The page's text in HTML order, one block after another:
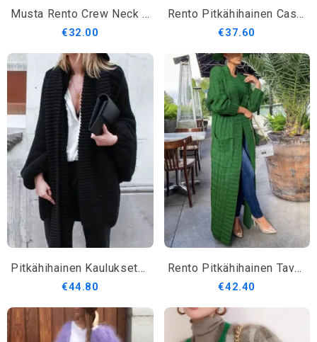
Musta Rento Crew Neck Neulepusero
€32.00
Rento Pitkähihainen Casual Solid Takki
€37.60
Pitkähihainen Kaulukseton Rento Villapaita
€44.80
Rento Pitkähihainen Tavallinen Villatakki
€42.40